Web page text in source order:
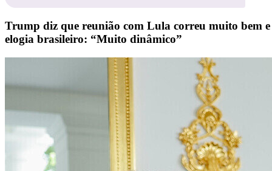
Trump diz que reunião com Lula correu muito bem e
elogia brasileiro: “Muito dinâmico”